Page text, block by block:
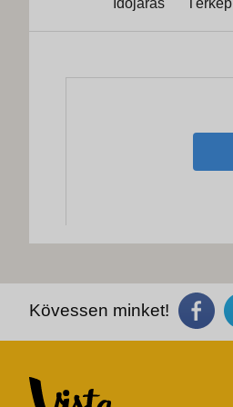
Időjárás Térkép
Kövessen minket!